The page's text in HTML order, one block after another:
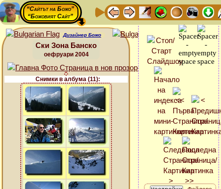
“Сайтът на Божо”
“Божовият Сайт”
Дизайнер Божо
Ски Зона Банско
оефруари 2004
Снимки в албума (11):